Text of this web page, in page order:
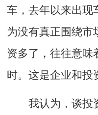
车，去年以来出现
为没有真正围绕市
资多了，往往意味
时。这是企业和投
我认为，谈投